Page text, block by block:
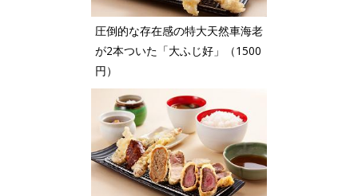
圧倒的な存在感の特大天然車海老
が2本ついた「大ふじ好」（1500
円）